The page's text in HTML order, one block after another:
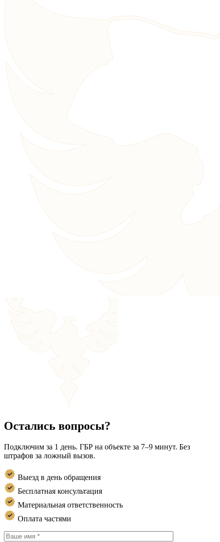
Остались вопросы?
Подключим за 1 день. ГБР на объекте за 7–9 минут. Без
штрафов за ложный вызов.
Выезд в день обращения
Бесплатная консультация
Материальная ответственность
Оплата частями